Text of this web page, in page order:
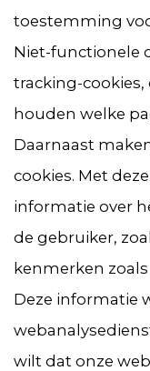
toestemming
Niet-functionele
tracking-
houden welke
Daarnaast
cookies. Met
informatie over
de gebruiker,
kenmerken
Deze informatie
wilt dat onze